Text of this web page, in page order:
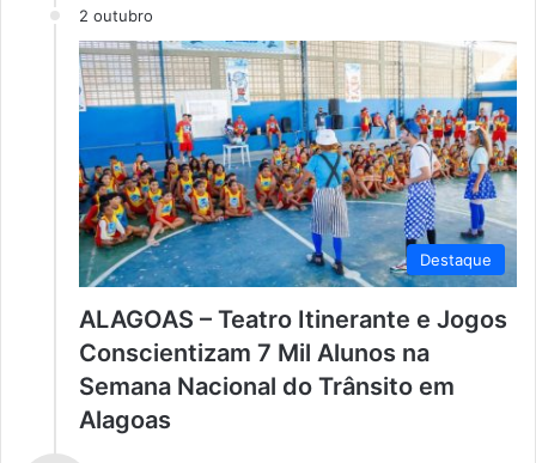
2 outubro
Destaque
ALAGOAS – Teatro Itinerante e Jogos
Conscientizam 7 Mil Alunos na
Semana Nacional do Trânsito em
Alagoas